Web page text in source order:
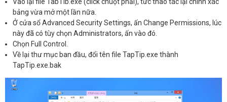
bảng vừa mở một lần nữa.
Ở cửa sổ Advanced Security Settings, ấn Change Permissions, lúc
này đã có tùy chọn Administrators, ấn vào đó.
Chọn Full Control.
Về lại thư mục ban đầu, đổi tên file TapTip.exe thành
TapTip.exe.bak